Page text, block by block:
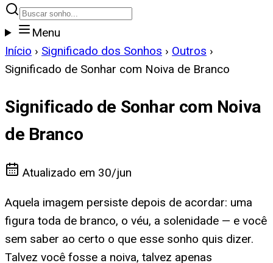
Menu
Início › Significado dos Sonhos › Outros ›
Significado de Sonhar com Noiva de Branco
Significado de Sonhar com Noiva
de Branco
Atualizado em 30/jun
Aquela imagem persiste depois de acordar: uma
figura toda de branco, o véu, a solenidade — e você
sem saber ao certo o que esse sonho quis dizer.
Talvez você fosse a noiva, talvez apenas